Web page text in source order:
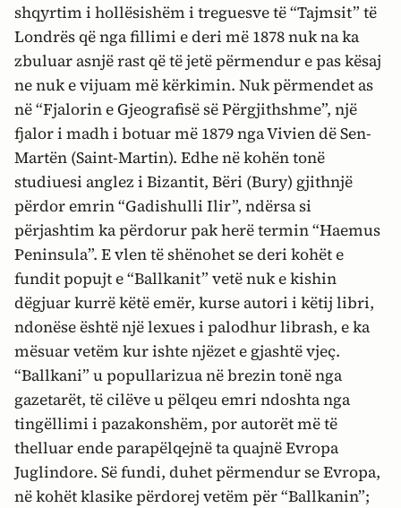
shqyrtim i hollësishëm i treguesve të “Tajmsit” të
Londrës që nga fillimi e deri më 1878 nuk na ka
zbuluar asnjë rast që të jetë përmendur e pas kësaj
ne nuk e vijuam më kërkimin. Nuk përmendet as
në “Fjalorin e Gjeografisë së Përgjithshme”, një
fjalor i madh i botuar më 1879 nga Vivien dë Sen-
Martën (Saint-Martin). Edhe në kohën tonë
studiuesi anglez i Bizantit, Bëri (Bury) gjithnjë
përdor emrin “Gadishulli Ilir”, ndërsa si
përjashtim ka përdorur pak herë termin “Haemus
Peninsula”. E vlen të shënohet se deri kohët e
fundit popujt e “Ballkanit” vetë nuk e kishin
dëgjuar kurrë këtë emër, kurse autori i këtij libri,
ndonëse është një lexues i palodhur librash, e ka
mësuar vetëm kur ishte njëzet e gjashtë vjeç.
“Ballkani” u popullarizua në brezin tonë nga
gazetarët, të cilëve u pëlqeu emri ndoshta nga
tingëllimi i pazakonshëm, por autorët më të
thelluar ende parapëlqejnë ta quajnë Evropa
Juglindore. Së fundi, duhet përmendur se Evropa,
në kohët klasike përdorej vetëm për “Ballkanin”;